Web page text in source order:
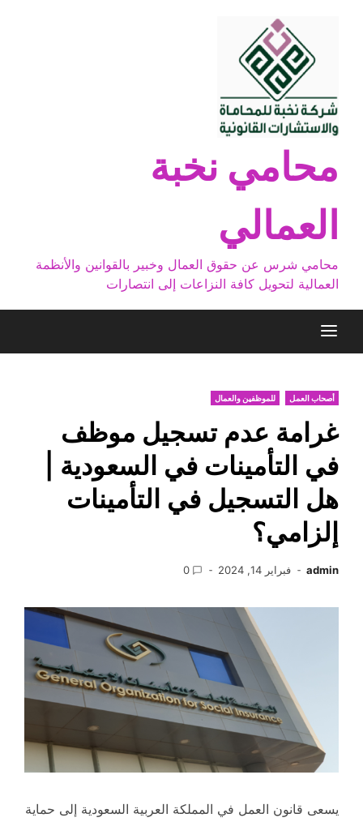
محامي نخبة
العمالي
محامي شرس عن حقوق العمال وخبير بالقوانين والأنظمة
العمالية لتحويل كافة النزاعات إلى انتصارات
أصحاب العمل للموظفين والعمال
غرامة عدم تسجيل موظف
في التأمينات في السعودية |
هل التسجيل في التأمينات
إلزامي؟
admin فبراير 14, 2024 0
يسعى قانون العمل في المملكة العربية السعودية إلى حماية